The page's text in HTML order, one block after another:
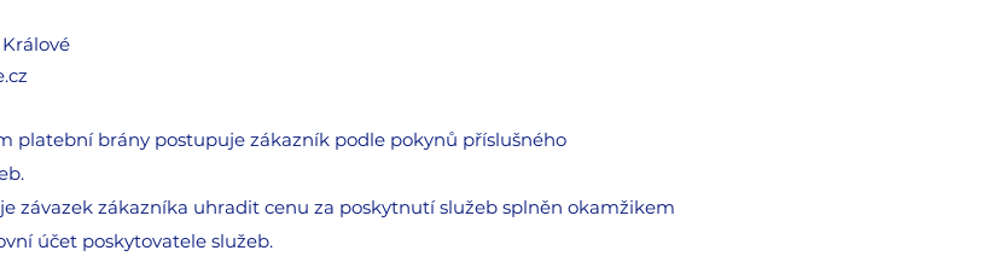
platební brány postupuje zákazník podle pokynů příslušného
závazek zákazníka uhradit cenu za poskytnutí služeb splněn okamžikem
účet poskytovatele služeb.